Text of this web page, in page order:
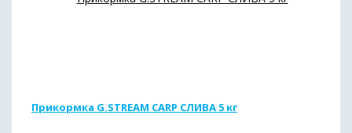
Прикормка G.STREAM CARP СЛИВА 5 кг